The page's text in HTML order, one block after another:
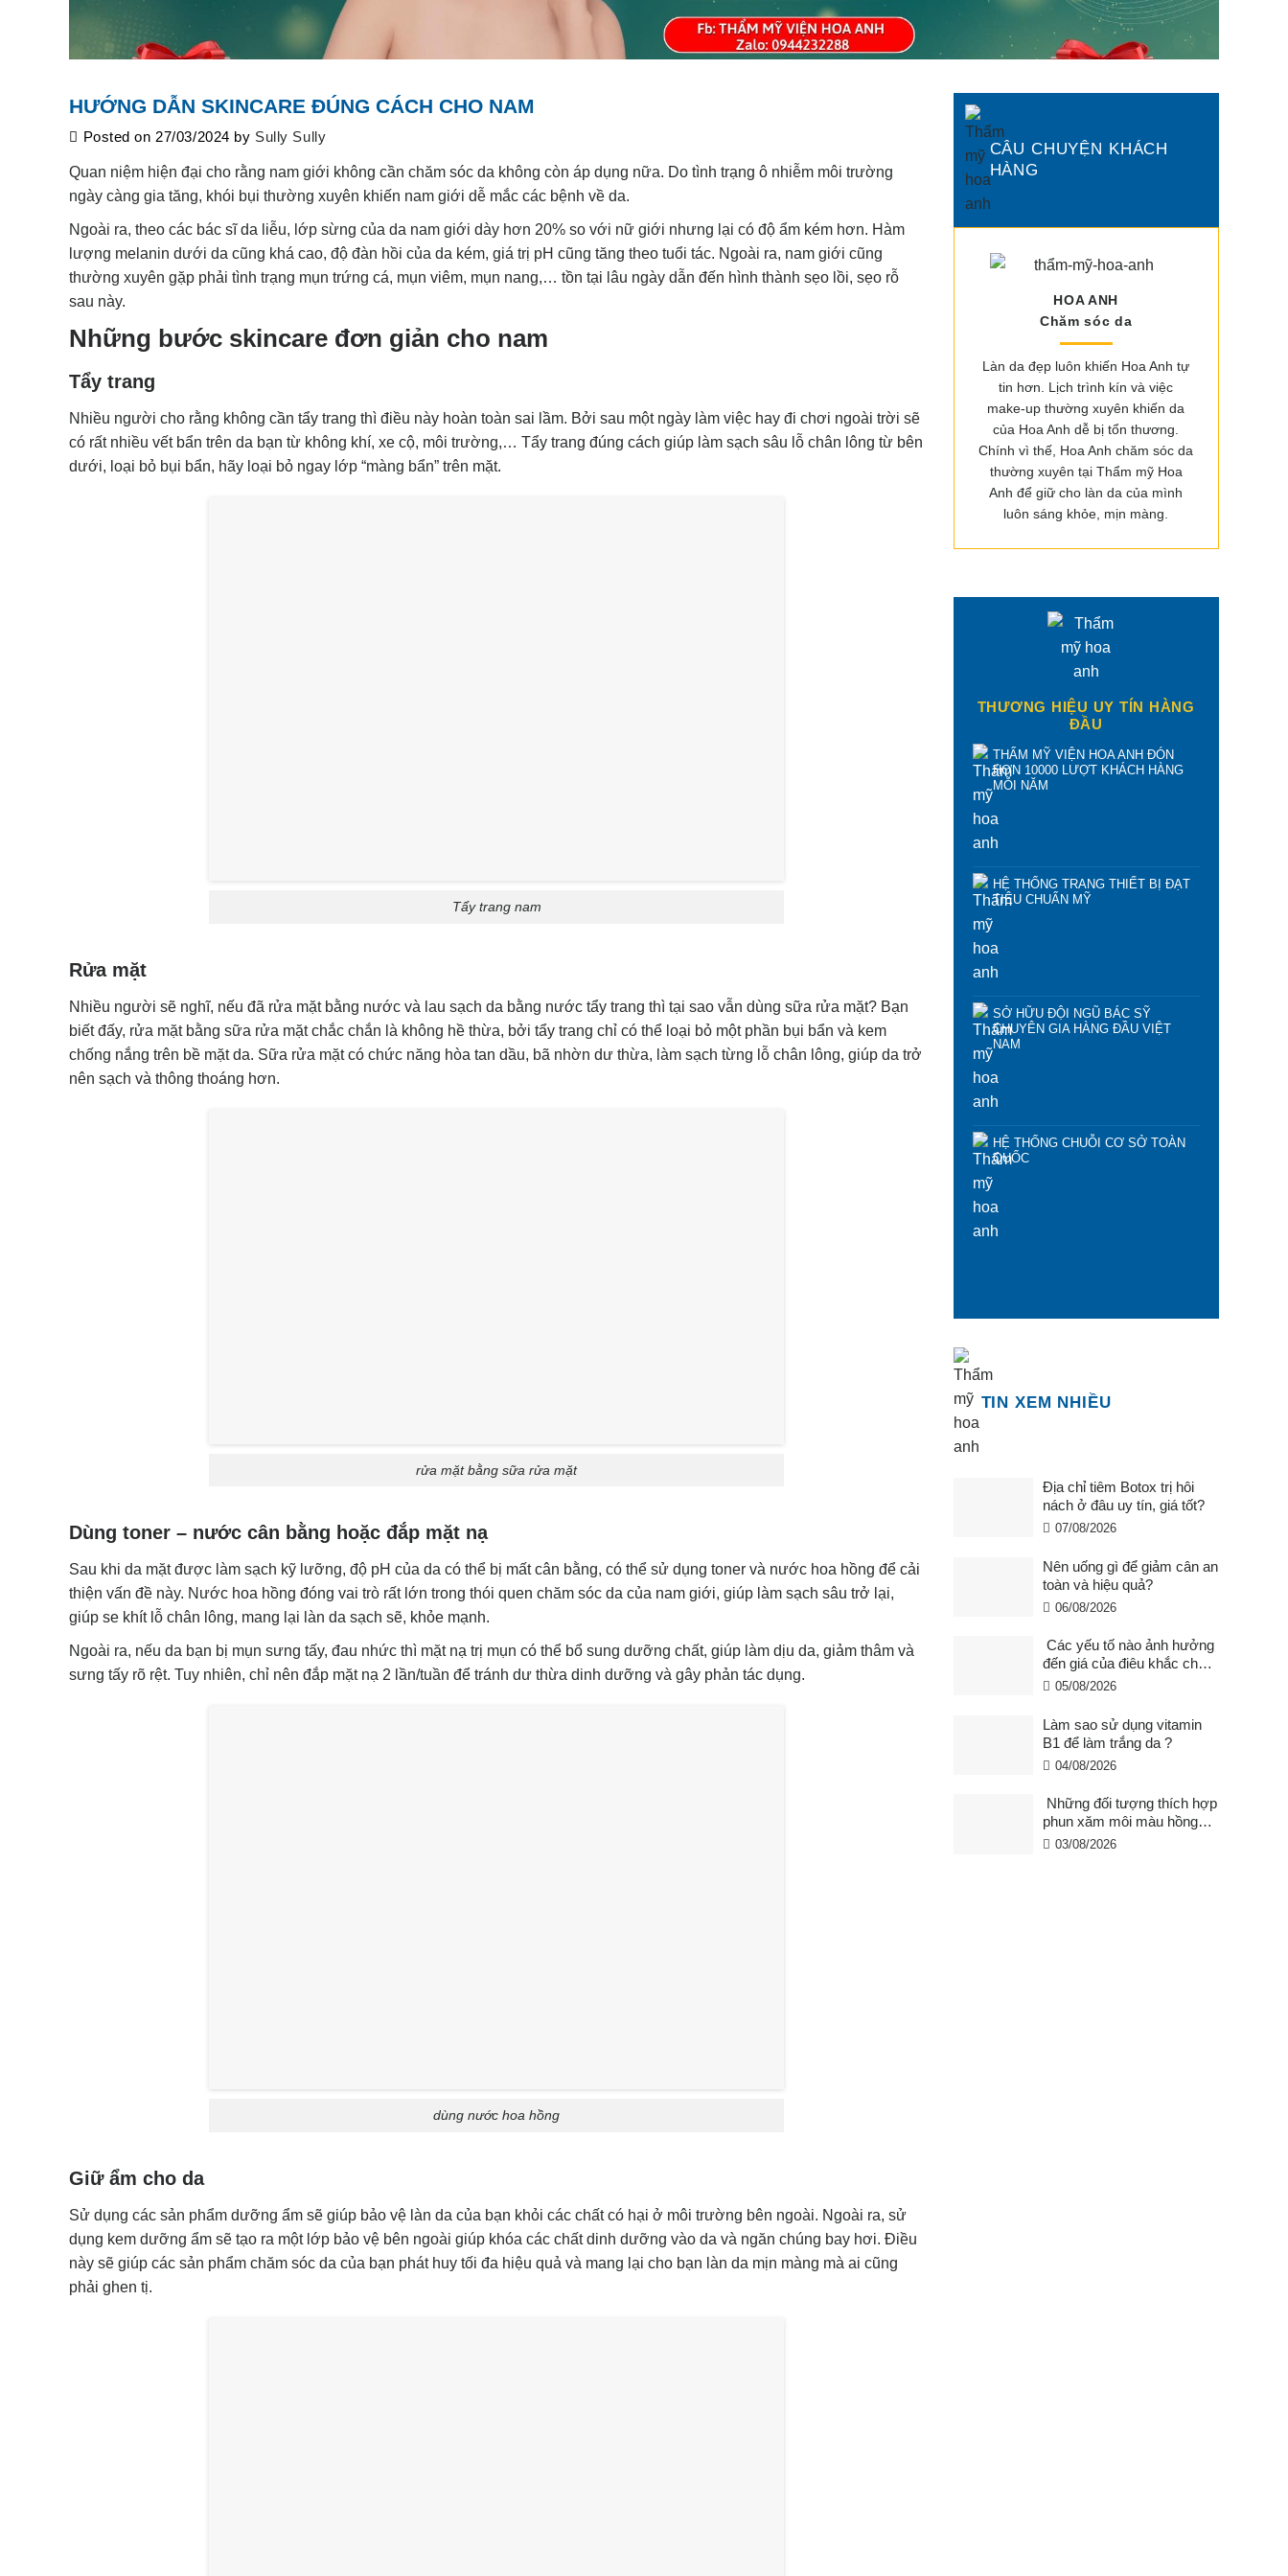
HƯỚNG DẪN SKINCARE ĐÚNG CÁCH CHO NAM
Posted on 27/03/2024 by Sully Sully
Quan niệm hiện đại cho rằng nam giới không cần chăm sóc da không còn áp dụng nữa. Do tình trạng ô nhiễm môi trường
ngày càng gia tăng, khói bụi thường xuyên khiến nam giới dễ mắc các bệnh về da.
Ngoài ra, theo các bác sĩ da liễu, lớp sừng của da nam giới dày hơn 20% so với nữ giới nhưng lại có độ ẩm kém hơn. Hàm
lượng melanin dưới da cũng khá cao, độ đàn hồi của da kém, giá trị pH cũng tăng theo tuổi tác. Ngoài ra, nam giới cũng
thường xuyên gặp phải tình trạng mụn trứng cá, mụn viêm, mụn nang,… tồn tại lâu ngày dẫn đến hình thành sẹo lồi, sẹo rỗ
sau này.
Những bước skincare đơn giản cho nam
Tẩy trang
Nhiều người cho rằng không cần tẩy trang thì điều này hoàn toàn sai lầm. Bởi sau một ngày làm việc hay đi chơi ngoài trời sẽ
có rất nhiều vết bẩn trên da bạn từ không khí, xe cộ, môi trường,… Tẩy trang đúng cách giúp làm sạch sâu lỗ chân lông từ bên
dưới, loại bỏ bụi bẩn, hãy loại bỏ ngay lớp “màng bẩn” trên mặt.
Tẩy trang nam
Rửa mặt
Nhiều người sẽ nghĩ, nếu đã rửa mặt bằng nước và lau sạch da bằng nước tẩy trang thì tại sao vẫn dùng sữa rửa mặt? Bạn
biết đấy, rửa mặt bằng sữa rửa mặt chắc chắn là không hề thừa, bởi tẩy trang chỉ có thể loại bỏ một phần bụi bẩn và kem
chống nắng trên bề mặt da. Sữa rửa mặt có chức năng hòa tan dầu, bã nhờn dư thừa, làm sạch từng lỗ chân lông, giúp da trở
nên sạch và thông thoáng hơn.
rửa mặt bằng sữa rửa mặt
Dùng toner – nước cân bằng hoặc đắp mặt nạ
Sau khi da mặt được làm sạch kỹ lưỡng, độ pH của da có thể bị mất cân bằng, có thể sử dụng toner và nước hoa hồng để cải
thiện vấn đề này. Nước hoa hồng đóng vai trò rất lớn trong thói quen chăm sóc da của nam giới, giúp làm sạch sâu trở lại,
giúp se khít lỗ chân lông, mang lại làn da sạch sẽ, khỏe mạnh.
Ngoài ra, nếu da bạn bị mụn sưng tấy, đau nhức thì mặt nạ trị mụn có thể bổ sung dưỡng chất, giúp làm dịu da, giảm thâm và
sưng tấy rõ rệt. Tuy nhiên, chỉ nên đắp mặt nạ 2 lần/tuần để tránh dư thừa dinh dưỡng và gây phản tác dụng.
dùng nước hoa hồng
Giữ ẩm cho da
Sử dụng các sản phẩm dưỡng ẩm sẽ giúp bảo vệ làn da của bạn khỏi các chất có hại ở môi trường bên ngoài. Ngoài ra, sử
dụng kem dưỡng ẩm sẽ tạo ra một lớp bảo vệ bên ngoài giúp khóa các chất dinh dưỡng vào da và ngăn chúng bay hơi. Điều
này sẽ giúp các sản phẩm chăm sóc da của bạn phát huy tối đa hiệu quả và mang lại cho bạn làn da mịn màng mà ai cũng
phải ghen tị.
CÂU CHUYỆN KHÁCH
HÀNG
HOA ANH
Chăm sóc da
Làn da đẹp luôn khiến Hoa Anh tự
tin hơn. Lịch trình kín và việc
make-up thường xuyên khiến da
của Hoa Anh dễ bị tổn thương.
Chính vì thế, Hoa Anh chăm sóc da
thường xuyên tại Thẩm mỹ Hoa
Anh để giữ cho làn da của mình
luôn sáng khỏe, mịn màng.
THƯƠNG HIỆU UY TÍN HÀNG
ĐẦU
THẨM MỸ VIỆN HOA ANH ĐÓN
HƠN 10000 LƯỢT KHÁCH HÀNG
MỖI NĂM
HỆ THỐNG TRANG THIẾT BỊ ĐẠT
TIÊU CHUẨN MỸ
SỞ HỮU ĐỘI NGŨ BÁC SỸ
CHUYÊN GIA HÀNG ĐẦU VIỆT
NAM
HỆ THỐNG CHUỖI CƠ SỞ TOÀN
QUỐC
TIN XEM NHIỀU
Địa chỉ tiêm Botox trị hôi
nách ở đâu uy tín, giá tốt?
07/08/2026
Nên uống gì để giảm cân an
toàn và hiệu quả?
06/08/2026
Các yếu tố nào ảnh hưởng
đến giá của điêu khắc chân
mày ?
05/08/2026
Làm sao sử dụng vitamin
B1 để làm trắng da ?
04/08/2026
Những đối tượng thích hợp
phun xăm môi màu hồng
cam san hô?
03/08/2026